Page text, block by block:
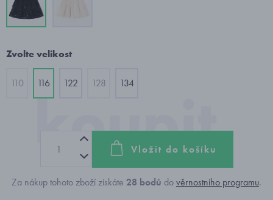
Zvolte velikost
110 116 122 128 134
Vložit do košíku
Za nákup tohoto zboží získáte 28 bodů dověrnostního programu.